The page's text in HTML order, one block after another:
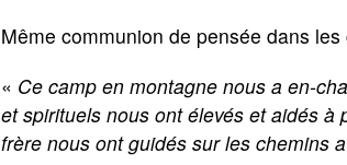
Même communion de pensée dans
« Ce camp en montagne nous a en-
et spirituels nous ont élevés et aidés
frère nous ont guidés sur les chemins